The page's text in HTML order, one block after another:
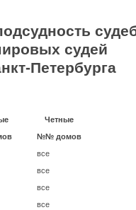
судей
Петербурга
Четные
№№ домов
все
все
все
все